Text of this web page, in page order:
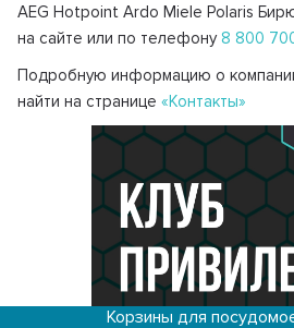
AEG Hotpoint Ardo Miele Polaris
на сайте или по телефону8 800
Подробную информацию о
найти на странице«Контакты»
Корзины для посудомоечных